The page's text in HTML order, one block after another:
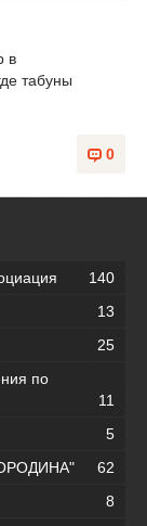
в
табуны
0
140
13
25
по
11
5
62
8